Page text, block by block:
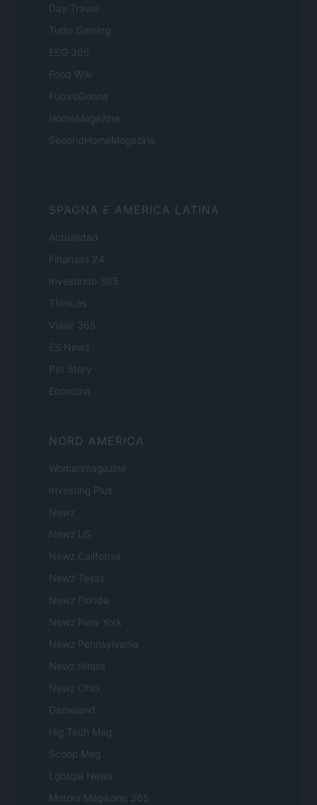
Day Travel
Tutto Gaming
ESG 365
Food Wiki
FuturoDonna
HomeMagazine
SecondHomeMagazine
SPAGNA E AMERICA LATINA
Actualidad
Finanzas 24
Investindo 365
Think.es
Viajar 365
ES Newz
Pet Story
Encocina
NORD AMERICA
Womanmagazine
Investing Plus
Newz
Newz US
Newz California
Newz Texas
Newz Florida
Newz New York
Newz Pennsylvania
Newz Illinois
Newz Ohio
Gameland
Hig Tech Mag
Scoop Mag
Lgbtqia News
Motors Magazine 365